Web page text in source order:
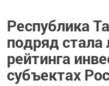
Республика
подряд
рейтинга
субъектах